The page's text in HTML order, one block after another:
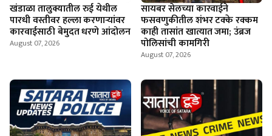
खंडाळा तालुक्यातील रुई येथील
पारधी वस्तीवर हल्ला करणाऱ्यांवर
कारवाईसाठी बेमुदत धरणे आंदोलन
August 07, 2026
सायबर सेलच्या कारवाईने
फसवणुकीतील शंभर टक्के रक्कम
काही तासांत खात्यात जमा; उंब्रज
पोलिसांची कामगिरी
August 07, 2026